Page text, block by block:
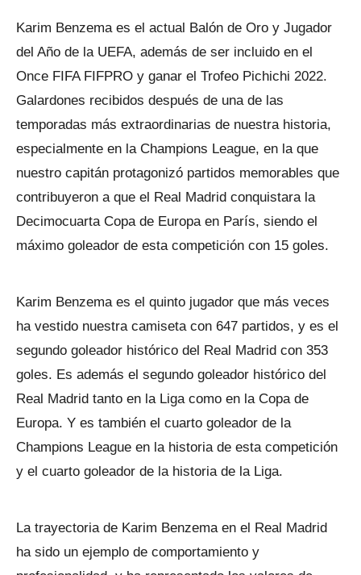
Karim Benzema es el actual Balón de Oro y Jugador
del Año de la UEFA, además de ser incluido en el
Once FIFA FIFPRO y ganar el Trofeo Pichichi 2022.
Galardones recibidos después de una de las
temporadas más extraordinarias de nuestra historia,
especialmente en la Champions League, en la que
nuestro capitán protagonizó partidos memorables que
contribuyeron a que el Real Madrid conquistara la
Decimocuarta Copa de Europa en París, siendo el
máximo goleador de esta competición con 15 goles.
Karim Benzema es el quinto jugador que más veces
ha vestido nuestra camiseta con 647 partidos, y es el
segundo goleador histórico del Real Madrid con 353
goles. Es además el segundo goleador histórico del
Real Madrid tanto en la Liga como en la Copa de
Europa. Y es también el cuarto goleador de la
Champions League en la historia de esta competición
y el cuarto goleador de la historia de la Liga.
La trayectoria de Karim Benzema en el Real Madrid
ha sido un ejemplo de comportamiento y